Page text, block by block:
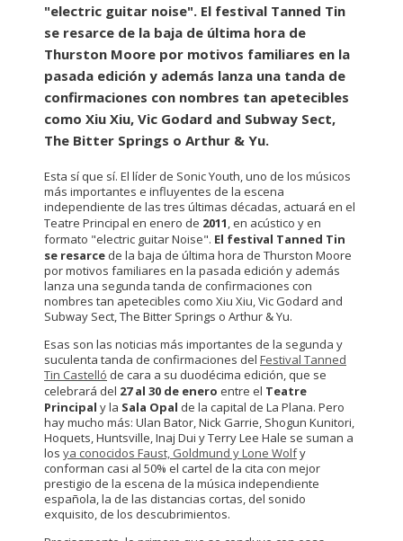
"electric guitar noise". El festival Tanned Tin
se resarce de la baja de última hora de
Thurston Moore por motivos familiares en la
pasada edición y además lanza una tanda de
confirmaciones con nombres tan apetecibles
como Xiu Xiu, Vic Godard and Subway Sect,
The Bitter Springs o Arthur & Yu.
Esta sí que sí. El líder de Sonic Youth, uno de los músicos
más importantes e influyentes de la escena
independiente de las tres últimas décadas, actuará en el
Teatre Principal en enero de 2011, en acústico y en
formato "electric guitar Noise". El festival Tanned Tin
se resarce de la baja de última hora de Thurston Moore
por motivos familiares en la pasada edición y además
lanza una segunda tanda de confirmaciones con
nombres tan apetecibles como Xiu Xiu, Vic Godard and
Subway Sect, The Bitter Springs o Arthur & Yu.
Esas son las noticias más importantes de la segunda y
suculenta tanda de confirmaciones del Festival Tanned
Tin Castelló de cara a su duodécima edición, que se
celebrará del 27 al 30 de enero entre el Teatre
Principal y la Sala Opal de la capital de La Plana. Pero
hay mucho más: Ulan Bator, Nick Garrie, Shogun Kunitori,
Hoquets, Huntsville, Inaj Dui y Terry Lee Hale se suman a
los ya conocidos Faust, Goldmund y Lone Wolfy
conforman casi al 50% el cartel de la cita con mejor
prestigio de la escena de la música independiente
española, la de las distancias cortas, del sonido
exquisito, de los descubrimientos.